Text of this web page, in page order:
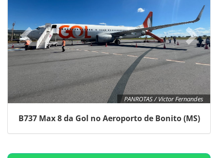
PANROTAS / Victor Fernandes
B737 Max 8 da Gol no Aeroporto de Bonito (MS)